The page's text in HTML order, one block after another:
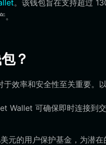
。该钱包旨在支持超过
？
效率和安全性至关重要。
Wallet 可确保即时连接到
元的用户保护基金，为潜